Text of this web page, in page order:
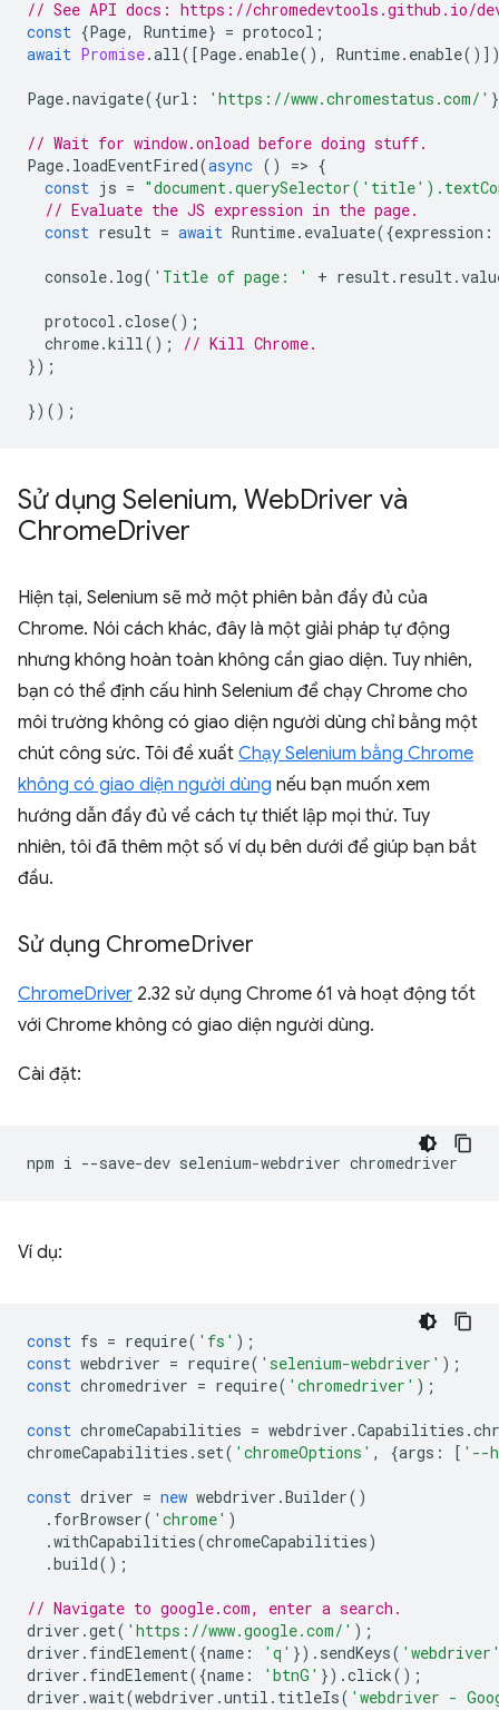
// See API docs: https://chromedevtools.github.io/
const {Page, Runtime} = protocol ;
await Promise.all([Page. enable(), Runtime. enable
Page.navigate({url : 'https://www.chromestatus.com/'
// Wait for window.onload before doing stuff.
Page. loadEventFired(async () => {
const js =
// Evaluate the JS expression in the page.
const result = await Runtime. evaluate({expression :
console. log( 'Title of page: ' + result. result.
protocol .close();
chrome.kill();
// Kill Chrome.
});
})();
Sử dụng Selenium, WebDriver và
ChromeDriver
Hiện tại, Selenium sẽ mở một phiên bản đầy đủ của
Chrome. Nói cách khác, đây là một giải pháp tự động
nhưng không hoàn toàn không cần giao diện. Tuy nhiên,
bạn có thể định cấu hình Selenium để chạy Chrome cho
môi trường không có giao diện người dùng chỉ bằng một
chút công sức. Tôi đề xuất Chạy Selenium bằng Chrome
không có giao diện người dùng nếu bạn muốn xem
hướng dẫn đầy đủ về cách tự thiết lập mọi thứ. Tuy
nhiên, tôi đã thêm một số ví dụ bên dưới để giúp bạn bắt
đầu.
Sử dụng ChromeDriver
ChromeDriver 2.32 sử dụng Chrome 61 và hoạt động tốt
với Chrome không có giao diện người dùng.
Cài đặt:
npm i --save-dev selenium-webdriver
Ví dụ:
const fs = require( 'fs' );
const webdriver = require( 'selenium-webdriver' );
const chromedriver = require( 'chromedriver' );
const chromeCapabilities = webdriver .Capabilities .
chromeCapabilities . set( 'chromeOptions' , {args : [ '--
const driver = new webdriver .Builder()
. forBrowser( 'chrome' )
.withCapabilities(chromeCapabilities)
.build();
// Navigate to google.com, enter a search.
driver .get( 'https://www.google.com/' );
driver . findElement({name : 'q' }). sendKeys(
driver . findElement({name : 'btnG' }).click();
driver .wait(webdriver .until . titleIs( 'webdriver -